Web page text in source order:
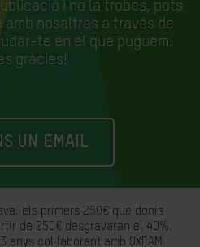
i no la trobes, pots
nosaltres a través de
te en el que puguem.
gràcies!
UN EMAIL
els primers 250€ que donis
de 250€ desgravaran el 40%.
anys col·laborant amb OXFAM